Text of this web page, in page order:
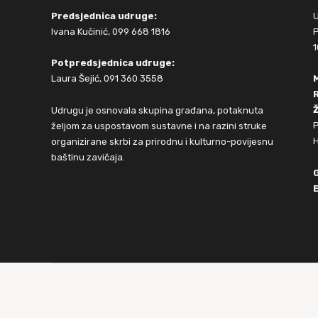
Predsjednica udruge:
Ivana Kučinić, 099 668 1816
Potpredsjednica udruge:
Laura Šejić, 091 360 3558
Udrugu je osnovala skupina građana, potaknuta
željom za uspostavom sustavne i na razini struke
organizirane skrbi za prirodnu i kulturno-povijesnu
baštinu zavičaja.